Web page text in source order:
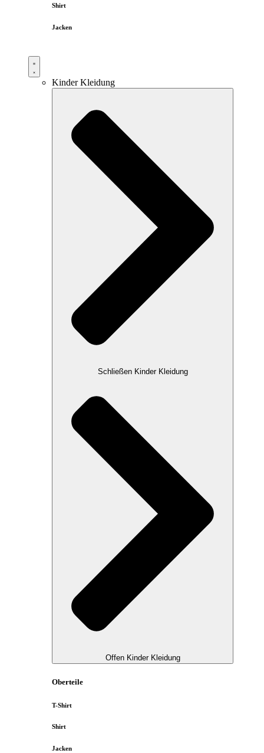
Shirt
Jacken
Kinder Kleidung
Schließen Kinder Kleidung
Offen Kinder Kleidung
Oberteile
T-Shirt
Shirt
Jacken